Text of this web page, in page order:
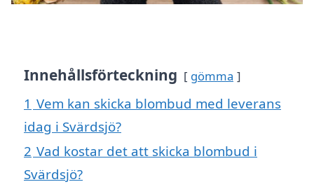
Innehållsförteckning gömma
1 Vem kan skicka blombud med leverans
idag i Svärdsjö?
2 Vad kostar det att skicka blombud i
Svärdsjö?